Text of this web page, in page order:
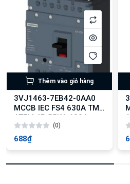
Thêm vào giỏ hàng
3VJ1463-7EB42-0AA0
MCCB IEC FS4 630A TM
ATFM 4P 55KA 630A
(0)
688₫